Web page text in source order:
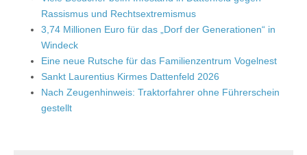
Rassismus und Rechtsextremismus
3,74 Millionen Euro für das „Dorf der Generationen“ in
Windeck
Eine neue Rutsche für das Familienzentrum Vogelnest
Sankt Laurentius Kirmes Dattenfeld 2026
Nach Zeugenhinweis: Traktorfahrer ohne Führerschein
gestellt